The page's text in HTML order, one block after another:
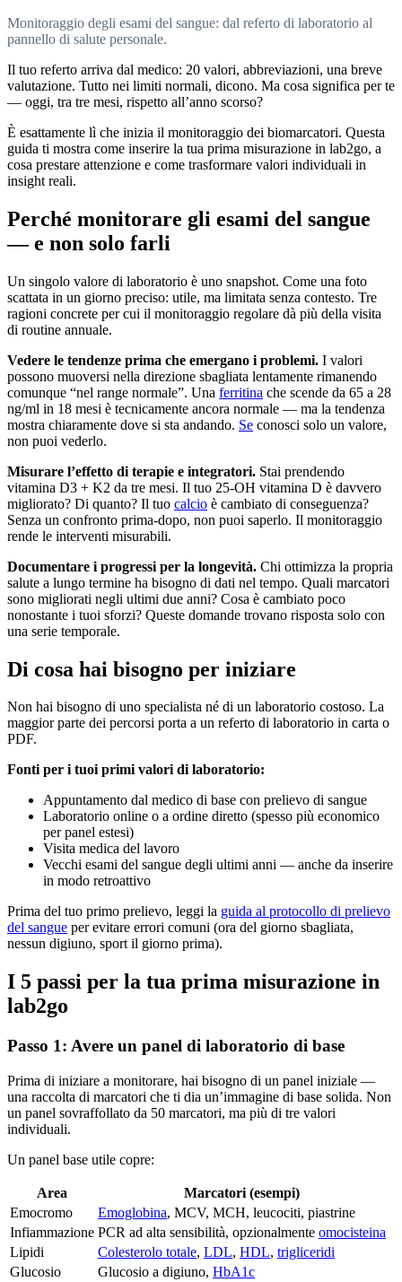
Monitoraggio degli esami del sangue: dal referto di laboratorio al
pannello di salute personale.
Il tuo referto arriva dal medico: 20 valori, abbreviazioni, una breve
valutazione. Tutto nei limiti normali, dicono. Ma cosa significa per te
— oggi, tra tre mesi, rispetto all’anno scorso?
È esattamente lì che inizia il monitoraggio dei biomarcatori. Questa
guida ti mostra come inserire la tua prima misurazione in lab2go, a
cosa prestare attenzione e come trasformare valori individuali in
insight reali.
Perché monitorare gli esami del sangue
— e non solo farli
Un singolo valore di laboratorio è uno snapshot. Come una foto
scattata in un giorno preciso: utile, ma limitata senza contesto. Tre
ragioni concrete per cui il monitoraggio regolare dà più della visita
di routine annuale.
Vedere le tendenze prima che emergano i problemi. I valori
possono muoversi nella direzione sbagliata lentamente rimanendo
comunque “nel range normale”. Una ferritina che scende da 65 a 28
ng/ml in 18 mesi è tecnicamente ancora normale — ma la tendenza
mostra chiaramente dove si sta andando. Se conosci solo un valore,
non puoi vederlo.
Misurare l’effetto di terapie e integratori. Stai prendendo
vitamina D3 + K2 da tre mesi. Il tuo 25-OH vitamina D è davvero
migliorato? Di quanto? Il tuo calcio è cambiato di conseguenza?
Senza un confronto prima-dopo, non puoi saperlo. Il monitoraggio
rende le interventi misurabili.
Documentare i progressi per la longevità. Chi ottimizza la propria
salute a lungo termine ha bisogno di dati nel tempo. Quali marcatori
sono migliorati negli ultimi due anni? Cosa è cambiato poco
nonostante i tuoi sforzi? Queste domande trovano risposta solo con
una serie temporale.
Di cosa hai bisogno per iniziare
Non hai bisogno di uno specialista né di un laboratorio costoso. La
maggior parte dei percorsi porta a un referto di laboratorio in carta o
PDF.
Fonti per i tuoi primi valori di laboratorio:
Appuntamento dal medico di base con prelievo di sangue
Laboratorio online o a ordine diretto (spesso più economico
per panel estesi)
Visita medica del lavoro
Vecchi esami del sangue degli ultimi anni — anche da inserire
in modo retroattivo
Prima del tuo primo prelievo, leggi la guida al protocollo di prelievo
del sangue per evitare errori comuni (ora del giorno sbagliata,
nessun digiuno, sport il giorno prima).
I 5 passi per la tua prima misurazione in
lab2go
Passo 1: Avere un panel di laboratorio di base
Prima di iniziare a monitorare, hai bisogno di un panel iniziale —
una raccolta di marcatori che ti dia un’immagine di base solida. Non
un panel sovraffollato da 50 marcatori, ma più di tre valori
individuali.
Un panel base utile copre:
Area
Marcatori (esempi)
Emocromo
Emoglobina, MCV, MCH, leucociti, piastrine
Infiammazione PCR ad alta sensibilità, opzionalmente omocisteina
Lipidi
Colesterolo totale, LDL, HDL, trigliceridi
Glucosio
Glucosio a digiuno, HbA1c